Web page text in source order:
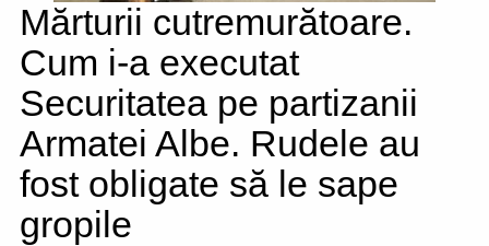
Mărturii cutremurătoare.
Cum i-a executat
Securitatea pe partizanii
Armatei Albe. Rudele au
fost obligate să le sape
gropile